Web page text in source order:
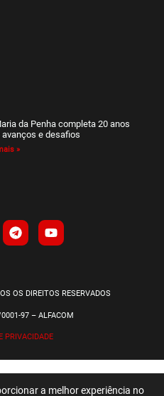
da Penha completa 20 anos
avanços e desafios
»
OS DIREITOS RESERVADOS
97 – ALFACOM
PRIVACIDADE
a melhor experiência no